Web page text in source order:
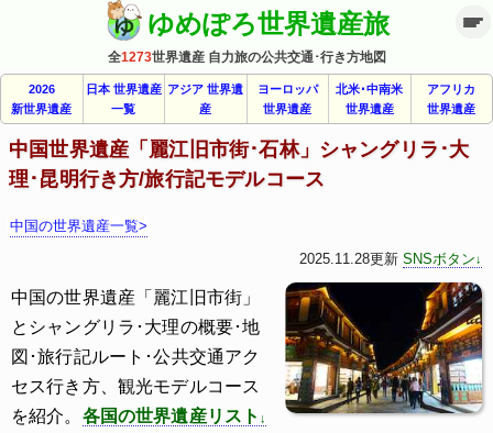
ゆめぽろ世界遺産旅
全1273世界遺産 自力旅の公共交通･行き方地図
2026
新世界遺産
日本 世界遺産
一覧
アジア 世界遺
産
ヨーロッパ
世界遺産
北米･中南米
世界遺産
アフリカ
世界遺産
中国世界遺産「麗江旧市街･石林」シャングリラ･大
理･昆明行き方/旅行記モデルコース
中国の世界遺産一覧>
2025.11.28更新 SNSボタン
中国の世界遺産「麗江旧市街」
とシャングリラ･大理の概要･地
図･旅行記ルート･公共交通アク
セス行き方、観光モデルコース
を紹介。 各国の世界遺産リスト